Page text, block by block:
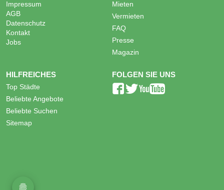
Impressum
AGB
Datenschutz
Kontakt
Jobs
Mieten
Vermieten
FAQ
Presse
Magazin
HILFREICHES
Top Städte
Beliebte Angebote
Beliebte Suchen
Sitemap
FOLGEN SIE UNS